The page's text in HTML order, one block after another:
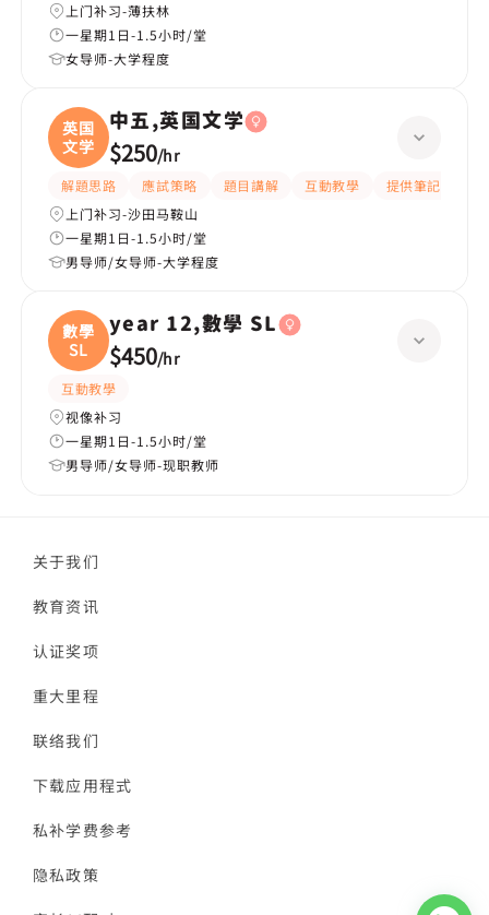
上门补习-薄扶林
一星期1日-1.5小时/堂
女导师-大学程度
英国
文学
中五,英国文学
$250/hr
解題思路 應試策略 題目講解 互動教學 提供筆記
上门补习-沙田马鞍山
一星期1日-1.5小时/堂
男导师/女导师-大学程度
數學
SL
year 12,數學 SL
$450/hr
互動教學
视像补习
一星期1日-1.5小时/堂
男导师/女导师-现职教师
关于我们
教育资讯
认证奖项
重大里程
联络我们
下载应用程式
私补学费参考
隐私政策